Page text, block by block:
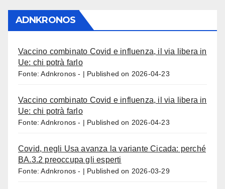
ADNKRONOS
Vaccino combinato Covid e influenza, il via libera in
Ue: chi potrà farlo
Fonte: Adnkronos - Published on 2026-04-23
Vaccino combinato Covid e influenza, il via libera in
Ue: chi potrà farlo
Fonte: Adnkronos - Published on 2026-04-23
Covid, negli Usa avanza la variante Cicada: perché
BA.3.2 preoccupa gli esperti
Fonte: Adnkronos - Published on 2026-03-29